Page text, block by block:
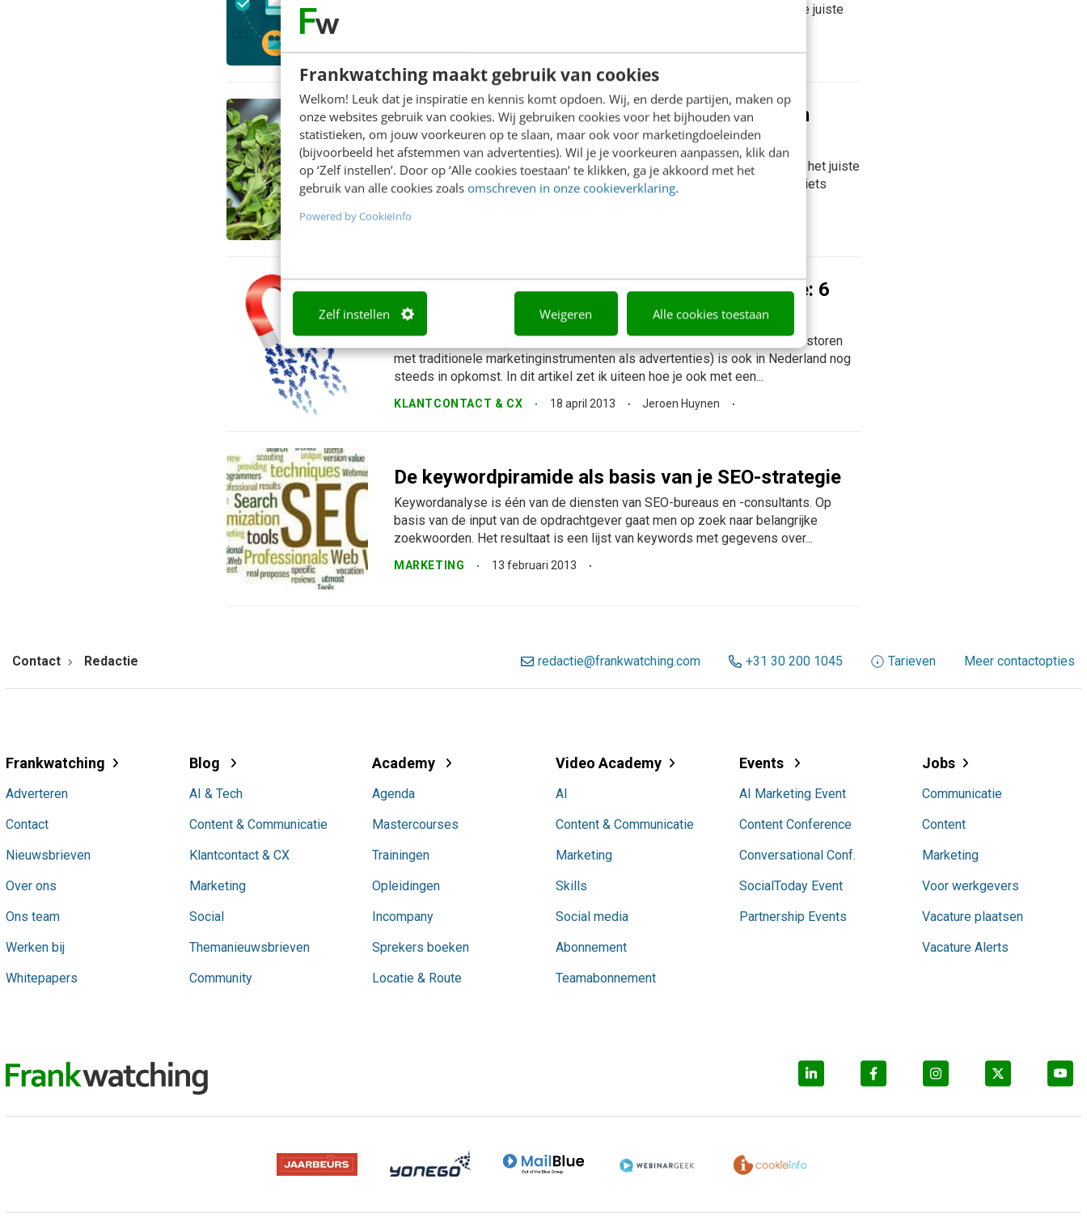
Frankwatching maakt gebruik van cookies
Welkom! Leuk dat je inspiratie en kennis komt opdoen. Wij, en derde partijen, maken op
onze websites gebruik van cookies. Wij gebruiken cookies voor het bijhouden van
statistieken, om jouw voorkeuren op te slaan, maar ook voor marketingdoeleinden
(bijvoorbeeld het afstemmen van advertenties). Wil je je voorkeuren aanpassen, klik dan
op ‘Zelf instellen’. Door op ‘Alle cookies toestaan’ te klikken, ga je akkoord met het
gebruik van alle cookies zoals omschreven in onze cookieverklaring.
Powered by CookieInfo
Zelf instellen Weigeren Alle cookies toestaan
het genoeg voor een whitepaper of misschien een video? Hoe maak je de juiste
KLANTCONTACT & CX 23 maart 2015
Smaakvolle contentmarketing komt niet uit een
pakje
Als je aan de slag gaat met contentmarketing, zul je op zoek moeten naar het juiste
recept om jouw doelgroep te laten smullen. Als een ware topkok moet je iets
Inbound marketing voor de kleine portemonnee: 6
actiepunten
Inbound Marketing (gevonden worden door je doelgroep, zonder deze te storen
met traditionele marketinginstrumenten als advertenties) is ook in Nederland nog
steeds in opkomst. In dit artikel zet ik uiteen hoe je ook met een...
KLANTCONTACT & CX 18 april 2013 Jeroen Huynen
De keywordpiramide als basis van je SEO-strategie
Keywordanalyse is één van de diensten van SEO-bureaus en -consultants. Op
basis van de input van de opdrachtgever gaat men op zoek naar belangrijke
zoekwoorden. Het resultaat is een lijst van keywords met gegevens over...
MARKETING 13 februari 2013
Contact Redactie redactie@frankwatching.com +31 30 200 1045 Tarieven Meer contactopties
Frankwatching
Adverteren
Contact
Nieuwsbrieven
Over ons
Ons team
Werken bij
Whitepapers
Blog
AI & Tech
Content & Communicatie
Klantcontact & CX
Marketing
Social
Themanieuwsbrieven
Community
Academy
Agenda
Mastercourses
Trainingen
Opleidingen
Incompany
Sprekers boeken
Locatie & Route
Video Academy
AI
Content & Communicatie
Marketing
Skills
Social media
Abonnement
Teamabonnement
Events
AI Marketing Event
Content Conference
Conversational Conf.
SocialToday Event
Partnership Events
Jobs
Communicatie
Content
Marketing
Voor werkgevers
Vacature plaatsen
Vacature Alerts